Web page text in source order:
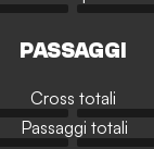
PASSAGGI
Cross totali
Passaggi totali